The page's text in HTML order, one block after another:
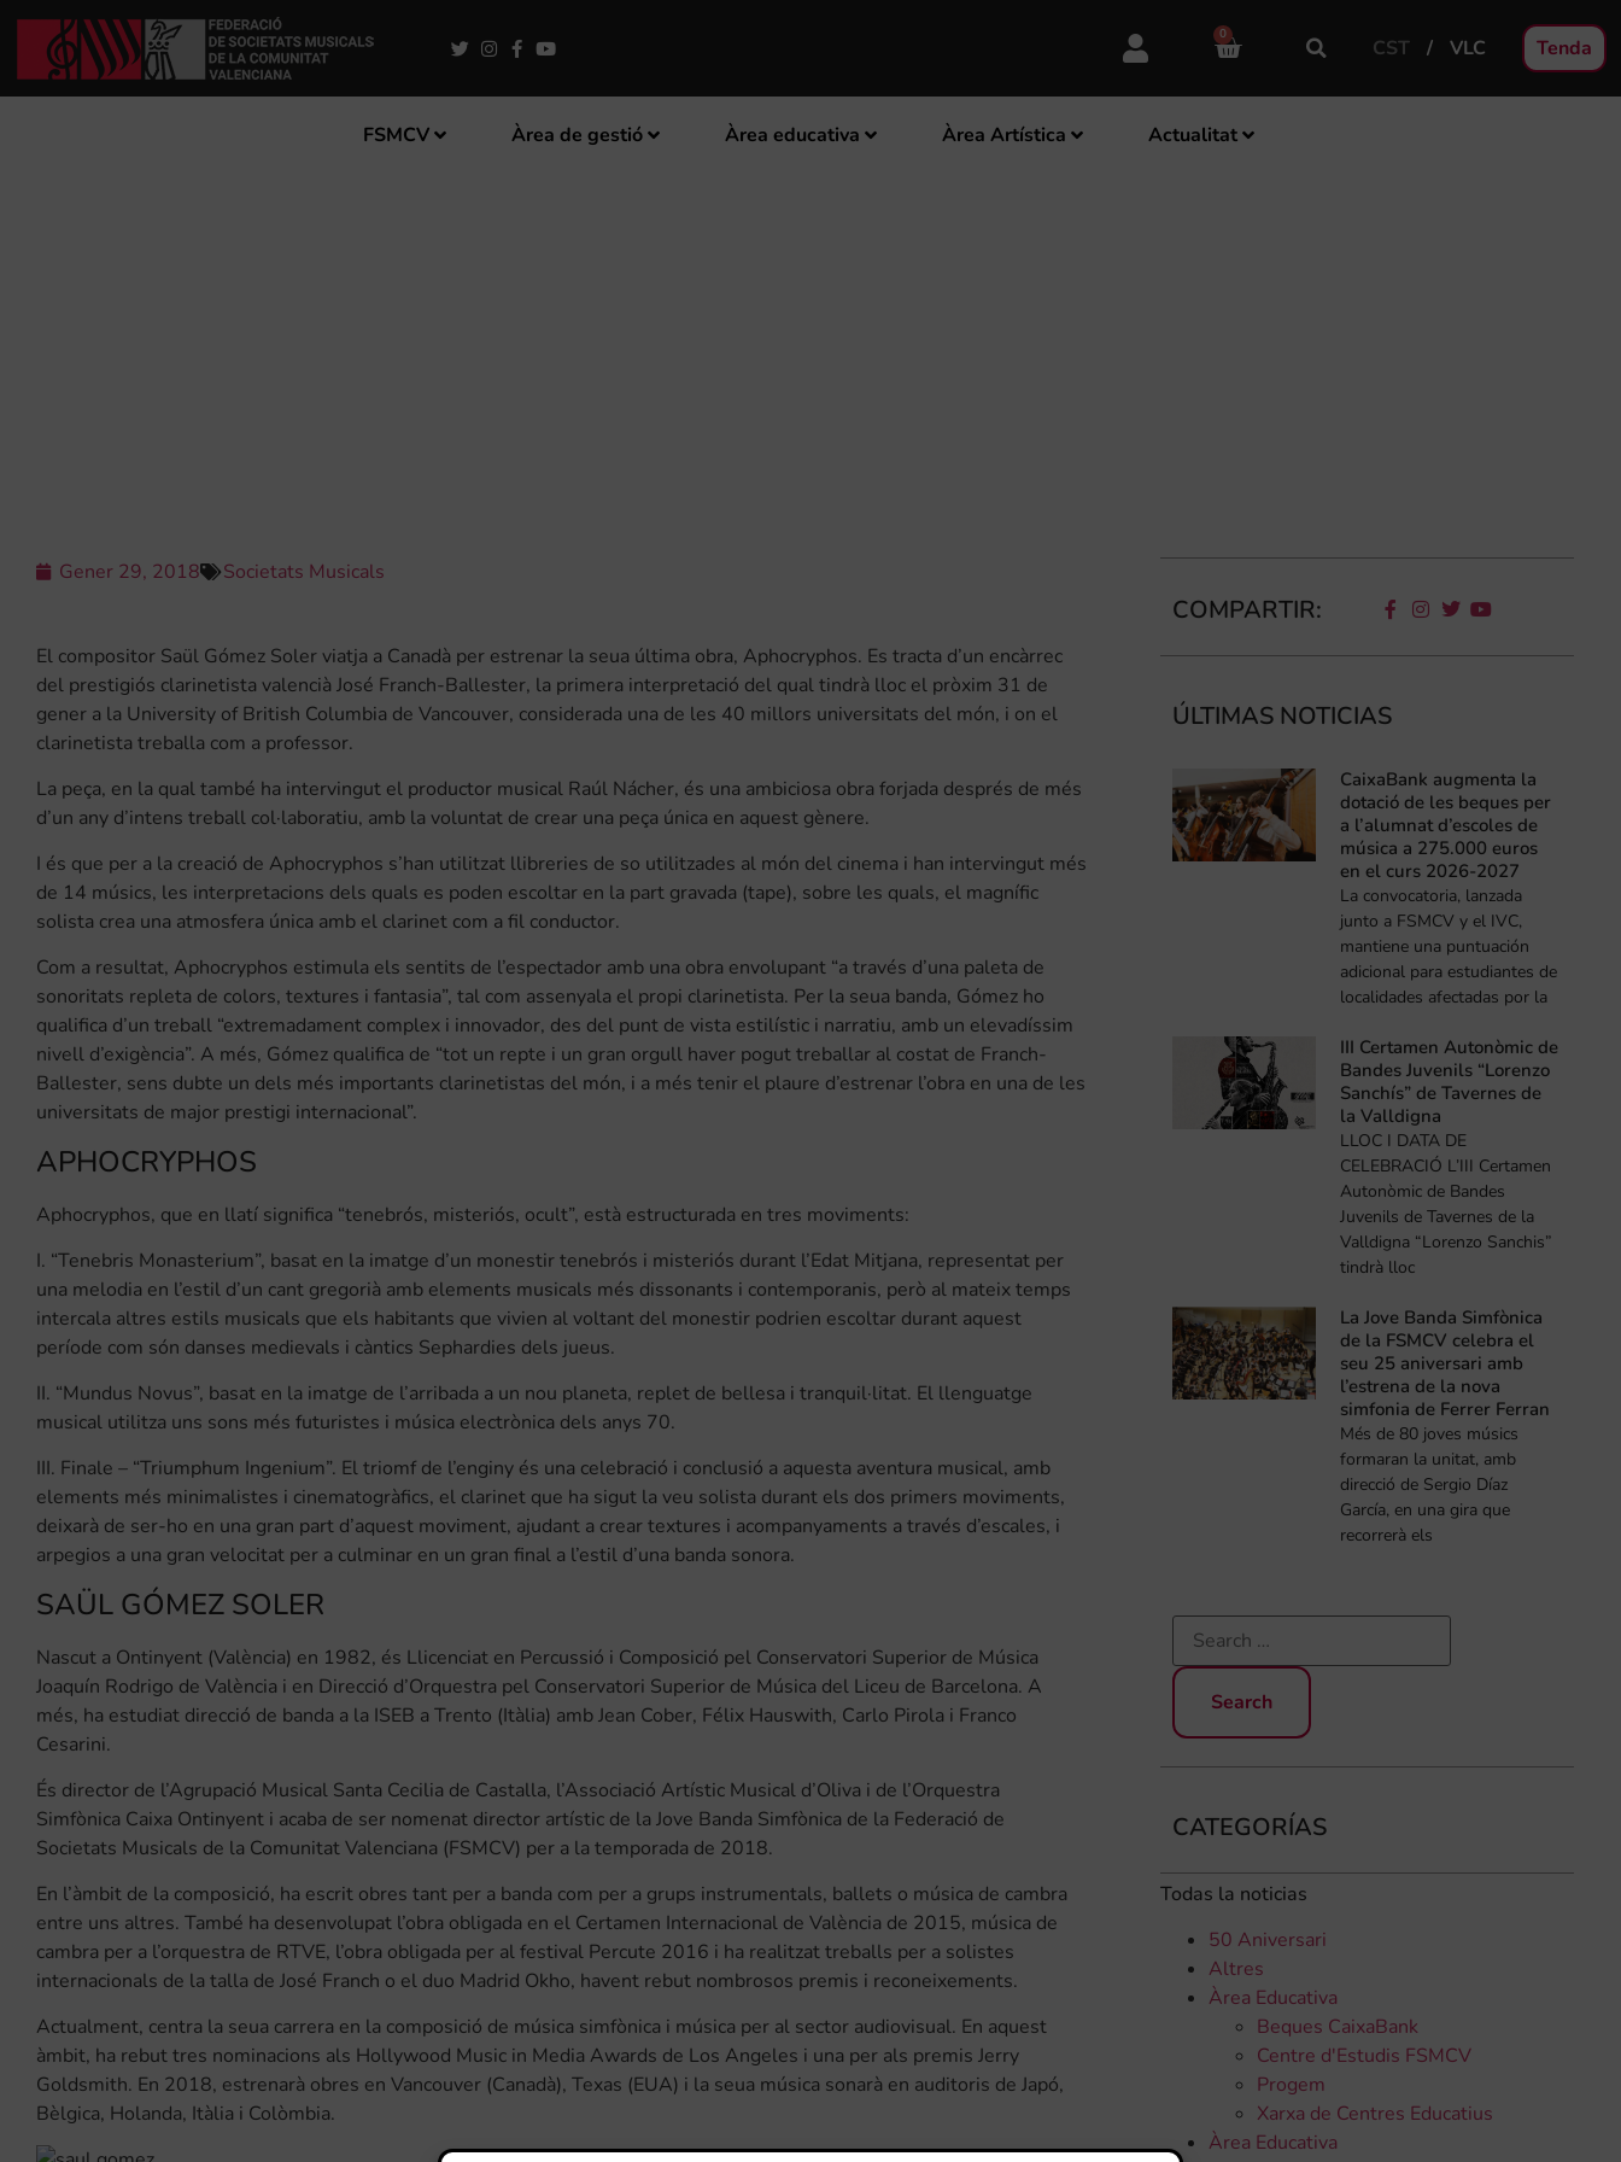
0
CST VLC Tenda
FSMCV Àrea de gestió Àrea educativa Àrea Artística Actualitat
Gener 29, 2018 Societats Musicals
El compositor Saül Gómez Soler viatja a Canadà per estrenar la seua última obra, Aphocryphos. Es tracta d’un encàrrec
del prestigiós clarinetista valencià José Franch-Ballester, la primera interpretació del qual tindrà lloc el pròxim 31 de
gener a la University of British Columbia de Vancouver, considerada una de les 40 millors universitats del món, i on el
clarinetista treballa com a professor.
La peça, en la qual també ha intervingut el productor musical Raúl Nácher, és una ambiciosa obra forjada després de més
d’un any d’intens treball col·laboratiu, amb la voluntat de crear una peça única en aquest gènere.
I és que per a la creació de Aphocryphos s’han utilitzat llibreries de so utilitzades al món del cinema i han intervingut més
de 14 músics, les interpretacions dels quals es poden escoltar en la part gravada (tape), sobre les quals, el magnífic
solista crea una atmosfera única amb el clarinet com a fil conductor.
Com a resultat, Aphocryphos estimula els sentits de l’espectador amb una obra envolupant “a través d’una paleta de
sonoritats repleta de colors, textures i fantasia”, tal com assenyala el propi clarinetista. Per la seua banda, Gómez ho
qualifica d’un treball “extremadament complex i innovador, des del punt de vista estilístic i narratiu, amb un elevadíssim
nivell d’exigència”. A més, Gómez qualifica de “tot un repte i un gran orgull haver pogut treballar al costat de Franch-
Ballester, sens dubte un dels més importants clarinetistas del món, i a més tenir el plaure d’estrenar l’obra en una de les
universitats de major prestigi internacional”.
APHOCRYPHOS
Aphocryphos, que en llatí significa “tenebrós, misteriós, ocult”, està estructurada en tres moviments:
I. “Tenebris Monasterium”, basat en la imatge d’un monestir tenebrós i misteriós durant l’Edat Mitjana, representat per
una melodia en l’estil d’un cant gregorià amb elements musicals més dissonants i contemporanis, però al mateix temps
intercala altres estils musicals que els habitants que vivien al voltant del monestir podrien escoltar durant aquest
període com són danses medievals i càntics Sephardies dels jueus.
II. “Mundus Novus”, basat en la imatge de l’arribada a un nou planeta, replet de bellesa i tranquil·litat. El llenguatge
musical utilitza uns sons més futuristes i música electrònica dels anys 70.
III. Finale – “Triumphum Ingenium”. El triomf de l’enginy és una celebració i conclusió a aquesta aventura musical, amb
elements més minimalistes i cinematogràfics, el clarinet que ha sigut la veu solista durant els dos primers moviments,
deixarà de ser-ho en una gran part d’aquest moviment, ajudant a crear textures i acompanyaments a través d’escales, i
arpegios a una gran velocitat per a culminar en un gran final a l’estil d’una banda sonora.
SAÜL GÓMEZ SOLER
Nascut a Ontinyent (València) en 1982, és Llicenciat en Percussió i Composició pel Conservatori Superior de Música
Joaquín Rodrigo de València i en Direcció d’Orquestra pel Conservatori Superior de Música del Liceu de Barcelona. A
més, ha estudiat direcció de banda a la ISEB a Trento (Itàlia) amb Jean Cober, Félix Hauswith, Carlo Pirola i Franco
Cesarini.
És director de l’Agrupació Musical Santa Cecilia de Castalla, l’Associació Artístic Musical d’Oliva i de l’Orquestra
Simfònica Caixa Ontinyent i acaba de ser nomenat director artístic de la Jove Banda Simfònica de la Federació de
Societats Musicals de la Comunitat Valenciana (FSMCV) per a la temporada de 2018.
En l’àmbit de la composició, ha escrit obres tant per a banda com per a grups instrumentals, ballets o música de cambra
entre uns altres. També ha desenvolupat l’obra obligada en el Certamen Internacional de València de 2015, música de
cambra per a l’orquestra de RTVE, l’obra obligada per al festival Percute 2016 i ha realitzat treballs per a solistes
internacionals de la talla de José Franch o el duo Madrid Okho, havent rebut nombrosos premis i reconeixements.
Actualment, centra la seua carrera en la composició de música simfònica i música per al sector audiovisual. En aquest
àmbit, ha rebut tres nominacions als Hollywood Music in Media Awards de Los Angeles i una per als premis Jerry
Goldsmith. En 2018, estrenarà obres en Vancouver (Canadà), Texas (EUA) i la seua música sonarà en auditoris de Japó,
Bèlgica, Holanda, Itàlia i Colòmbia.
COMPARTIR:
ÚLTIMAS NOTICIAS
CaixaBank augmenta la
dotació de les beques per
a l’alumnat d’escoles de
música a 275.000 euros
en el curs 2026-2027
La convocatoria, lanzada
junto a FSMCV y el IVC,
mantiene una puntuación
adicional para estudiantes de
localidades afectadas por la
III Certamen Autonòmic de
Bandes Juvenils “Lorenzo
Sanchís” de Tavernes de
la Valldigna
LLOC I DATA DE
CELEBRACIÓ L’III Certamen
Autonòmic de Bandes
Juvenils de Tavernes de la
Valldigna “Lorenzo Sanchis”
tindrà lloc
La Jove Banda Simfònica
de la FSMCV celebra el
seu 25 aniversari amb
l’estrena de la nova
simfonia de Ferrer Ferran
Més de 80 joves músics
formaran la unitat, amb
direcció de Sergio Díaz
García, en una gira que
recorrerà els
CATEGORÍAS
Todas la noticias
50 Aniversari
Altres
Àrea Educativa
Beques CaixaBank
Centre d'Estudis FSMCV
Progem
Xarxa de Centres Educatius
Àrea Educativa